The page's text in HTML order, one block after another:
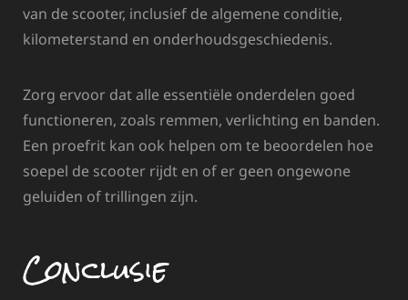
van de scooter, inclusief de algemene conditie,
kilometerstand en onderhoudsgeschiedenis.
Zorg ervoor dat alle essentiële onderdelen goed
functioneren, zoals remmen, verlichting en banden.
Een proefrit kan ook helpen om te beoordelen hoe
soepel de scooter rijdt en of er geen ongewone
geluiden of trillingen zijn.
Conclusie